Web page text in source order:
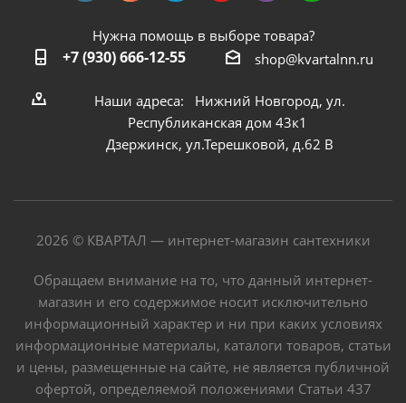
Нужна помощь в выборе товара?
+7 (930) 666-12-55 shop@kvartalnn.ru
Наши адреса: Нижний Новгород, ул.
Республиканская дом 43к1
Дзержинск, ул.Терешковой, д.62 В
2026 © КВАРТАЛ — интернет-магазин сантехники
Обращаем внимание на то, что данный интернет-
магазин и его содержимое носит исключительно
информационный характер и ни при каких условиях
информационные материалы, каталоги товаров, статьи
и цены, размещенные на сайте, не является публичной
офертой, определяемой положениями Статьи 437